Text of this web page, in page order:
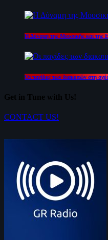
Η Δύναμη της Μουσικής και της
Οι παγίδες των διακοπών στη
Get in Tune with Us!
CONTACT US!